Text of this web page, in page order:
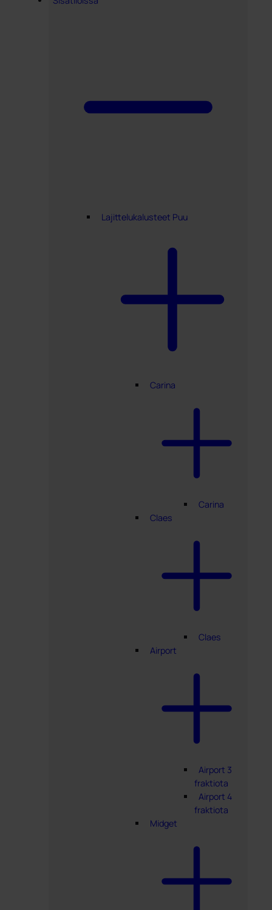
Lajittelukalusteet Puu
Carina
Carina
Claes
Claes
Airport
Airport 3
fraktiota
Airport 4
fraktiota
Midget